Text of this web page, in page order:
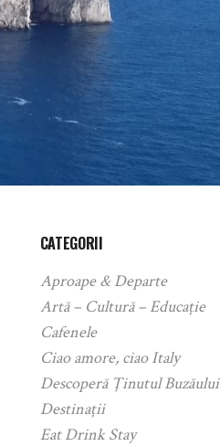
CATEGORII
Aproape & Departe
Artă – Cultură – Educație
Cafenele
Ciao amore, ciao Italy
Descoperă Ținutul Buzăului
Destinații
Eat Drink Stay